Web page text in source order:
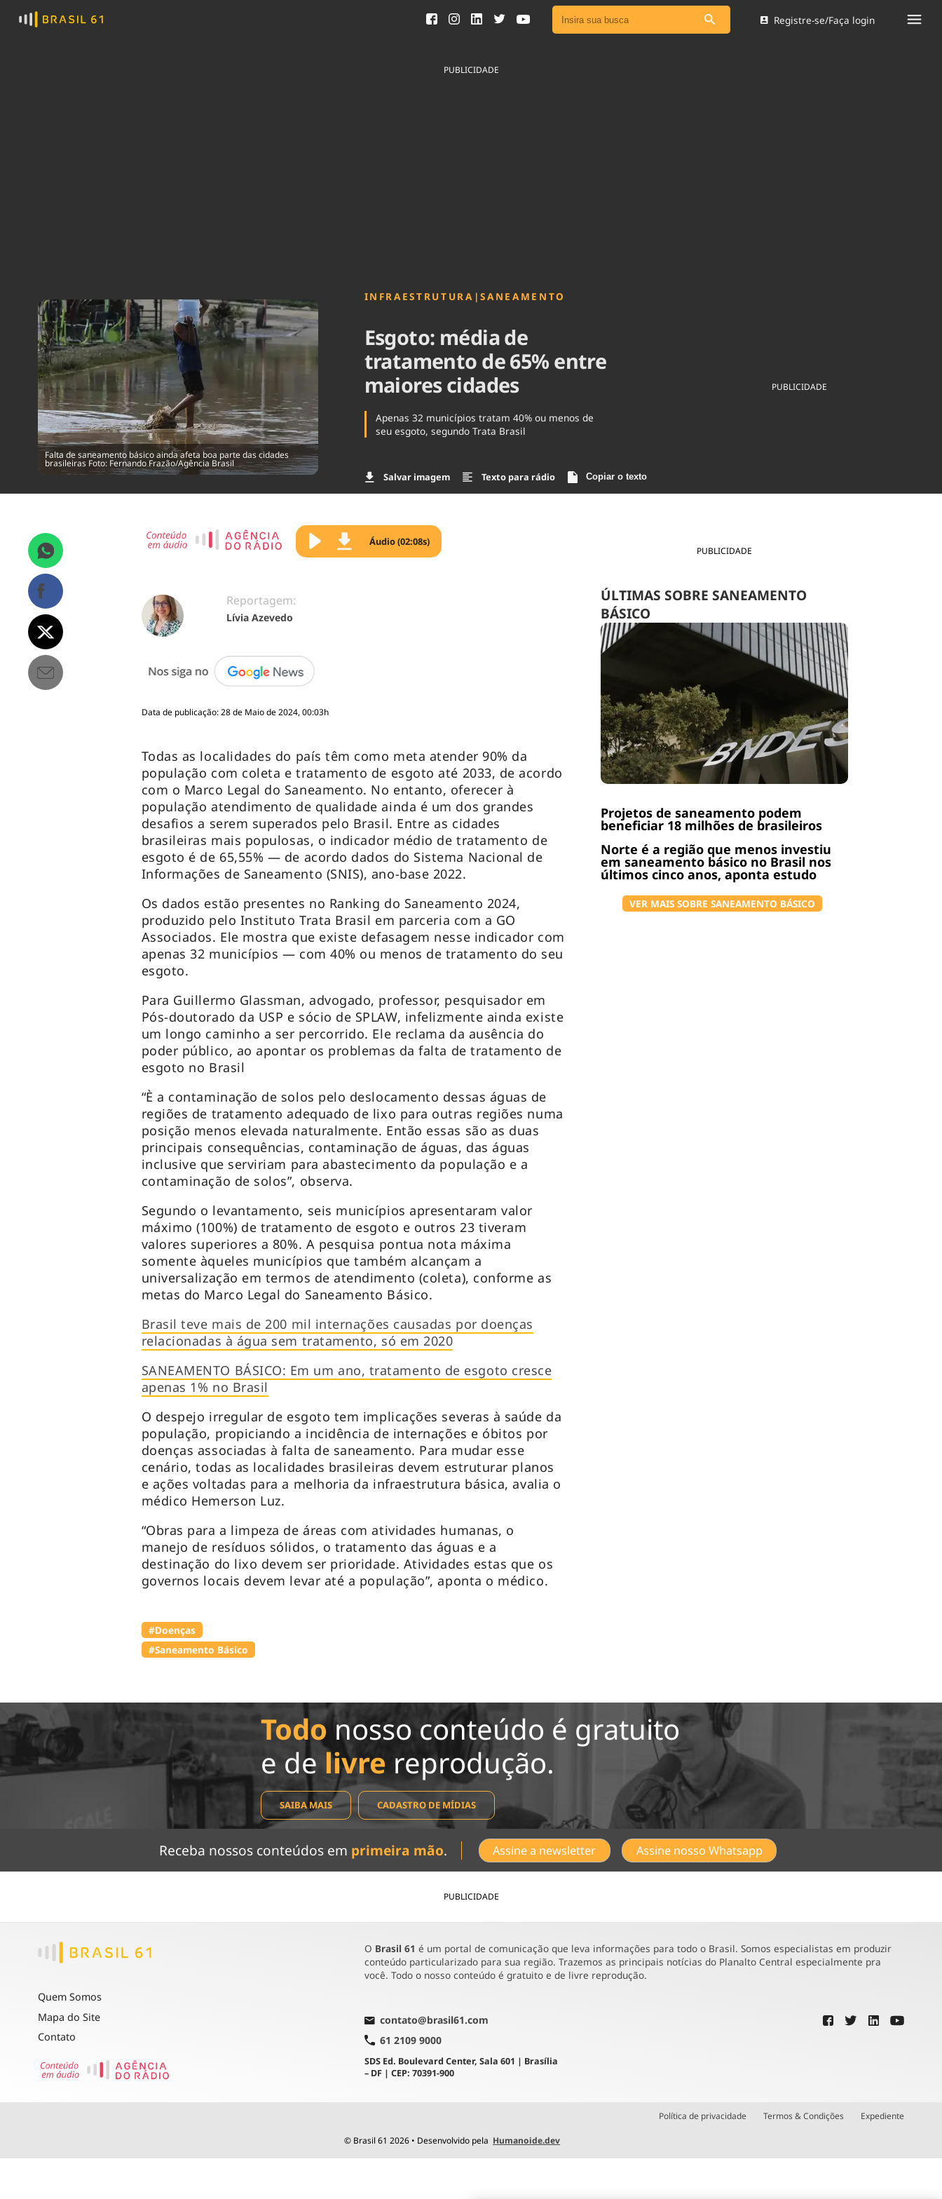
Ver todas as notícias
Brasil Mineral
Ciência & Tecnologia
Registre-se/Faça login
PUBLICIDADE
Falta de saneamento básico ainda afeta boa parte das cidades
brasileiras Foto: Fernando Frazão/Agência Brasil
INFRAESTRUTURA |SANEAMENTO
Esgoto: média de
tratamento de 65% entre
maiores cidades
Apenas 32 municípios tratam 40% ou menos de
seu esgoto, segundo Trata Brasil
Salvar imagem Texto para rádio Copiar o texto
PUBLICIDADE
PUBLICIDADE
ÚLTIMAS SOBRE SANEAMENTO
BÁSICO
Projetos de saneamento podem
beneficiar 18 milhões de brasileiros
Norte é a região que menos investiu
em saneamento básico no Brasil nos
últimos cinco anos, aponta estudo
VER MAIS SOBRE SANEAMENTO BÁSICO
Áudio (02:08s)
Reportagem:
Lívia Azevedo
Data de publicação: 28 de Maio de 2024, 00:03h
Todas as localidades do país têm como meta atender 90% da
população com coleta e tratamento de esgoto até 2033, de acordo
com o Marco Legal do Saneamento. No entanto, oferecer à
população atendimento de qualidade ainda é um dos grandes
desafios a serem superados pelo Brasil. Entre as cidades
brasileiras mais populosas, o indicador médio de tratamento de
esgoto é de 65,55% — de acordo dados do Sistema Nacional de
Informações de Saneamento (SNIS), ano-base 2022.
Os dados estão presentes no Ranking do Saneamento 2024,
produzido pelo Instituto Trata Brasil em parceria com a GO
Associados. Ele mostra que existe defasagem nesse indicador com
apenas 32 municípios — com 40% ou menos de tratamento do seu
esgoto.
Para Guillermo Glassman, advogado, professor, pesquisador em
Pós-doutorado da USP e sócio de SPLAW, infelizmente ainda existe
um longo caminho a ser percorrido. Ele reclama da ausência do
poder público, ao apontar os problemas da falta de tratamento de
esgoto no Brasil
“È a contaminação de solos pelo deslocamento dessas águas de
regiões de tratamento adequado de lixo para outras regiões numa
posição menos elevada naturalmente. Então essas são as duas
principais consequências, contaminação de águas, das águas
inclusive que serviriam para abastecimento da população e a
contaminação de solos”, observa.
Segundo o levantamento, seis municípios apresentaram valor
máximo (100%) de tratamento de esgoto e outros 23 tiveram
valores superiores a 80%. A pesquisa pontua nota máxima
somente àqueles municípios que também alcançam a
universalização em termos de atendimento (coleta), conforme as
metas do Marco Legal do Saneamento Básico.
Brasil teve mais de 200 mil internações causadas por doenças
relacionadas à água sem tratamento, só em 2020
SANEAMENTO BÁSICO: Em um ano, tratamento de esgoto cresce
apenas 1% no Brasil
O despejo irregular de esgoto tem implicações severas à saúde da
população, propiciando a incidência de internações e óbitos por
doenças associadas à falta de saneamento. Para mudar esse
cenário, todas as localidades brasileiras devem estruturar planos
e ações voltadas para a melhoria da infraestrutura básica, avalia o
médico Hemerson Luz.
“Obras para a limpeza de áreas com atividades humanas, o
manejo de resíduos sólidos, o tratamento das águas e a
destinação do lixo devem ser prioridade. Atividades estas que os
governos locais devem levar até a população”, aponta o médico.
#Doenças
#Saneamento Básico
Todonosso conteúdo é gratuito
e de livre reprodução.
SAIBA MAIS CADASTRO DE MÍDIAS
Receba nossos conteúdos em primeira mão. Assine a newsletter Assine nosso Whatsapp
PUBLICIDADE
Quem Somos
Mapa do Site
Contato
O Brasil 61 é um portal de comunicação que leva informações para todo o Brasil. Somos especialistas em produzir
conteúdo particularizado para sua região. Trazemos as principais notícias do Planalto Central especialmente pra
você. Todo o nosso conteúdo é gratuito e de livre reprodução.
contato@brasil61.com
61 2109 9000
SDS Ed. Boulevard Center, Sala 601 | Brasília
– DF | CEP: 70391-900
Política de privacidade Termos & Condições Expediente
© Brasil 61 2026 • Desenvolvido pela Humanoide.dev